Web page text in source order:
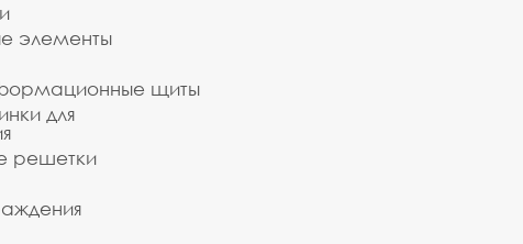
элементы
щиты
для
решетки